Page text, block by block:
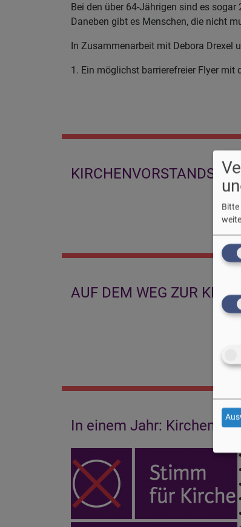
Bei den über 64-Jährigen sind es
Daneben gibt es Menschen, die nicht
In Zusammenarbeit mit Debora Drexel
1. Ein möglichst barrierefreier Flyer
AUF DEM WEG ZUR
In einem Jahr:
Bitte